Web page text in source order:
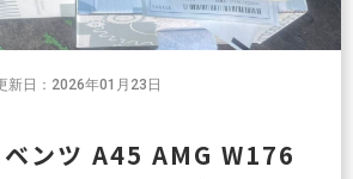
日：2026年01月23日
ベンツ A45 AMG W176